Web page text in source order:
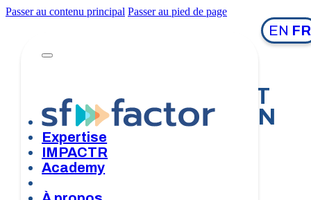
Passer au contenu principal Passer au pied de page
Expertise
IMPACTR
Academy
FORMATIONS ET
SENSIBILISATION
EN FR